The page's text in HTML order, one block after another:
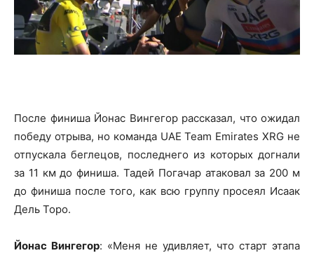
После финиша Йонас Вингегор рассказал, что ожидал
победу отрыва, но команда UAE Team Emirates XRG не
отпускала беглецов, последнего из которых догнали
за 11 км до финиша. Тадей Погачар атаковал за 200 м
до финиша после того, как всю группу просеял Исаак
Дель Торо.
Йонас Вингегор: «Меня не удивляет, что старт этапа